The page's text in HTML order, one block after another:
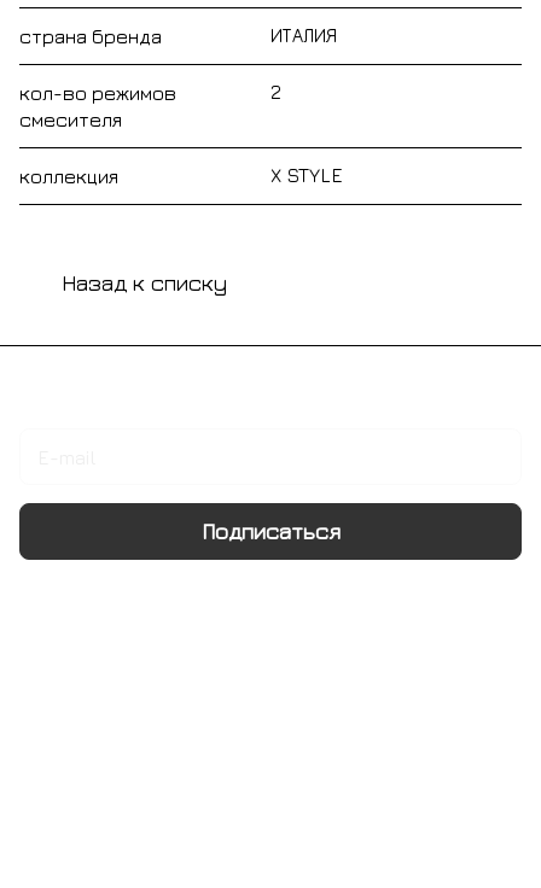
страна бренда ИТАЛИЯ
кол-во режимов
смесителя
2
коллекция X STYLE
Назад к списку
Подписаться